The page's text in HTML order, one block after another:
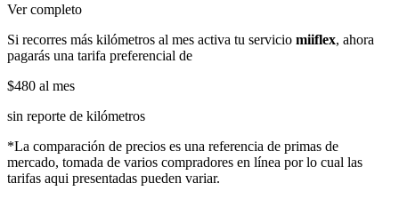
Ver completo
Si recorres más kilómetros al mes activa tu servicio miiflex, ahora
pagarás una tarifa preferencial de
$480 al mes
sin reporte de kilómetros
*La comparación de precios es una referencia de primas de
mercado, tomada de varios compradores en línea por lo cual las
tarifas aqui presentadas pueden variar.